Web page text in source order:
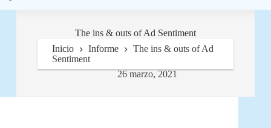
The ins & outs of Ad Sentiment
26 marzo, 2021
Inicio Informe
The ins & outs of Ad
Sentiment